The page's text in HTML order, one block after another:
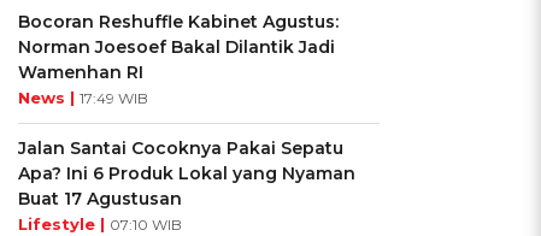
Bocoran Reshuffle Kabinet Agustus:
Norman Joesoef Bakal Dilantik Jadi
Wamenhan RI
News | 17:49 WIB
Jalan Santai Cocoknya Pakai Sepatu
Apa? Ini 6 Produk Lokal yang Nyaman
Buat 17 Agustusan
Lifestyle | 07:10 WIB